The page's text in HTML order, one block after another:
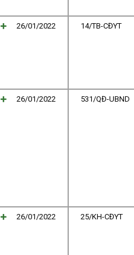
26/01/2022 14/TB-CĐYT
26/01/2022 531/QĐ-UBND
26/01/2022 25/KH-CĐYT